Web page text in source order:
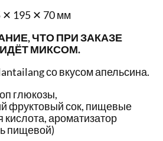
✕ 195 ✕ 70 мм
ЧТО ПРИ ЗАКАЗЕ
МИКСОМ.
со вкусом апельсина.
глюкозы,
фруктовый сок, пищевые
ароматизатор
пищевой)